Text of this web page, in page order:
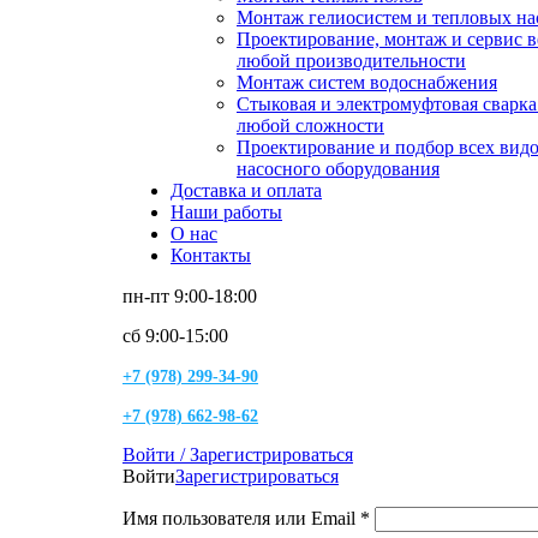
Монтаж гелиосистем и тепловых
Проектирование, монтаж и сервис
любой производительности
Монтаж систем водоснабжения
Стыковая и электромуфтовая
любой сложности
Проектирование и подбор всех
насосного оборудования
Доставка и оплата
Наши работы
О нас
Контакты
пн-пт 9:00-18:00
сб 9:00-15:00
+7 (978) 299-34-90
+7 (978) 662-98-62
Войти / Зарегистрироваться
ВойтиЗарегистрироваться
Имя пользователя или Email *